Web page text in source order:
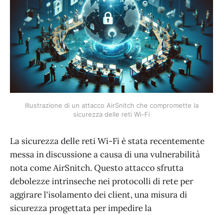
Illustrazione di un attacco AirSnitch che compromette la
sicurezza delle reti Wi-Fi
La sicurezza delle reti Wi-Fi è stata recentemente
messa in discussione a causa di una vulnerabilità
nota come AirSnitch. Questo attacco sfrutta
debolezze intrinseche nei protocolli di rete per
aggirare l'isolamento dei client, una misura di
sicurezza progettata per impedire la